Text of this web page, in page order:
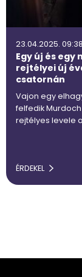
23.04.2025. 09:38
Egy új és egy
rejtélyei új
csatornán
Vajon egy
felfedik Murdoch
rejtélyes levele
ÉRDEKEL